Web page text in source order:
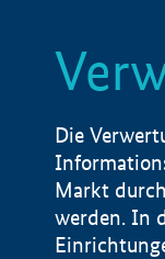
Die
Markt
werden. In